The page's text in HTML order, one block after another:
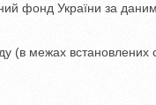
фонд України за
(в межах встановлених